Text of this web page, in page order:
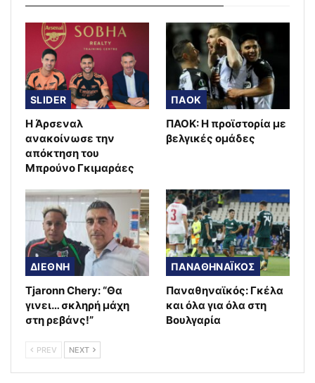
SLIDER
Η Άρσεναλ
ανακοίνωσε την
απόκτηση του
Μπρούνο Γκιμαράες
ΠΑΟΚ
ΠΑΟΚ: Η προϊστορία με
βελγικές ομάδες
ΔΙΕΘΝΗ
Tjaronn Chery: “Θα
γινει… σκληρή μάχη
στη ρεβάνς!”
ΠΑΝΑΘΗΝΑΪΚΟΣ
Παναθηναϊκός: Γκέλα
και όλα για όλα στη
Βουλγαρία
PREV NEXT